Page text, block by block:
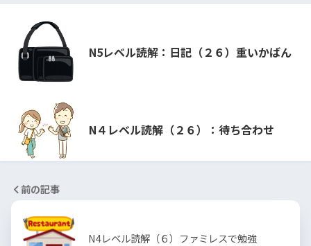
N5レベル読解：日記（２６）重いかばん
N４レベル読解（２６）：待ち合わせ
前の記事
N4レベル読解（６）ファミレスで勉強